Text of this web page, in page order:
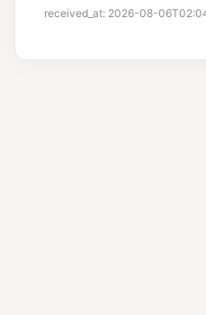
received_at: 2026-08-